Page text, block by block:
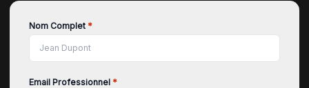
Nom Complet *
Email Professionnel *